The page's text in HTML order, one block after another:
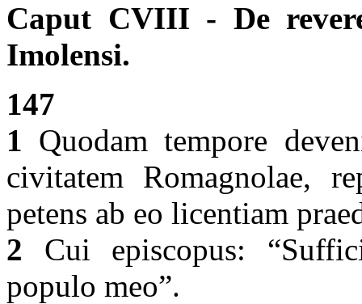
Caput CVIII - De
Imolensi.
147
1 Quodam tempore
civitatem Romagnolae,
petens ab eo licentiam
2 Cui episcopus:
populo meo”.